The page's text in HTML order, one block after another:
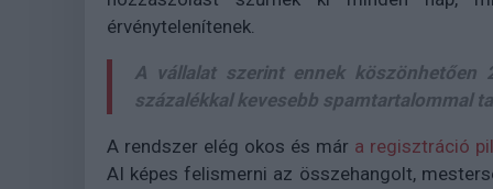
érvénytelenítenek.
A vállalat szerint ennek köszönhetően
százalékkal kevesebb spamtartalommal
A rendszer elég okos és már a regisztráció
AI képes felismerni az összehangolt,